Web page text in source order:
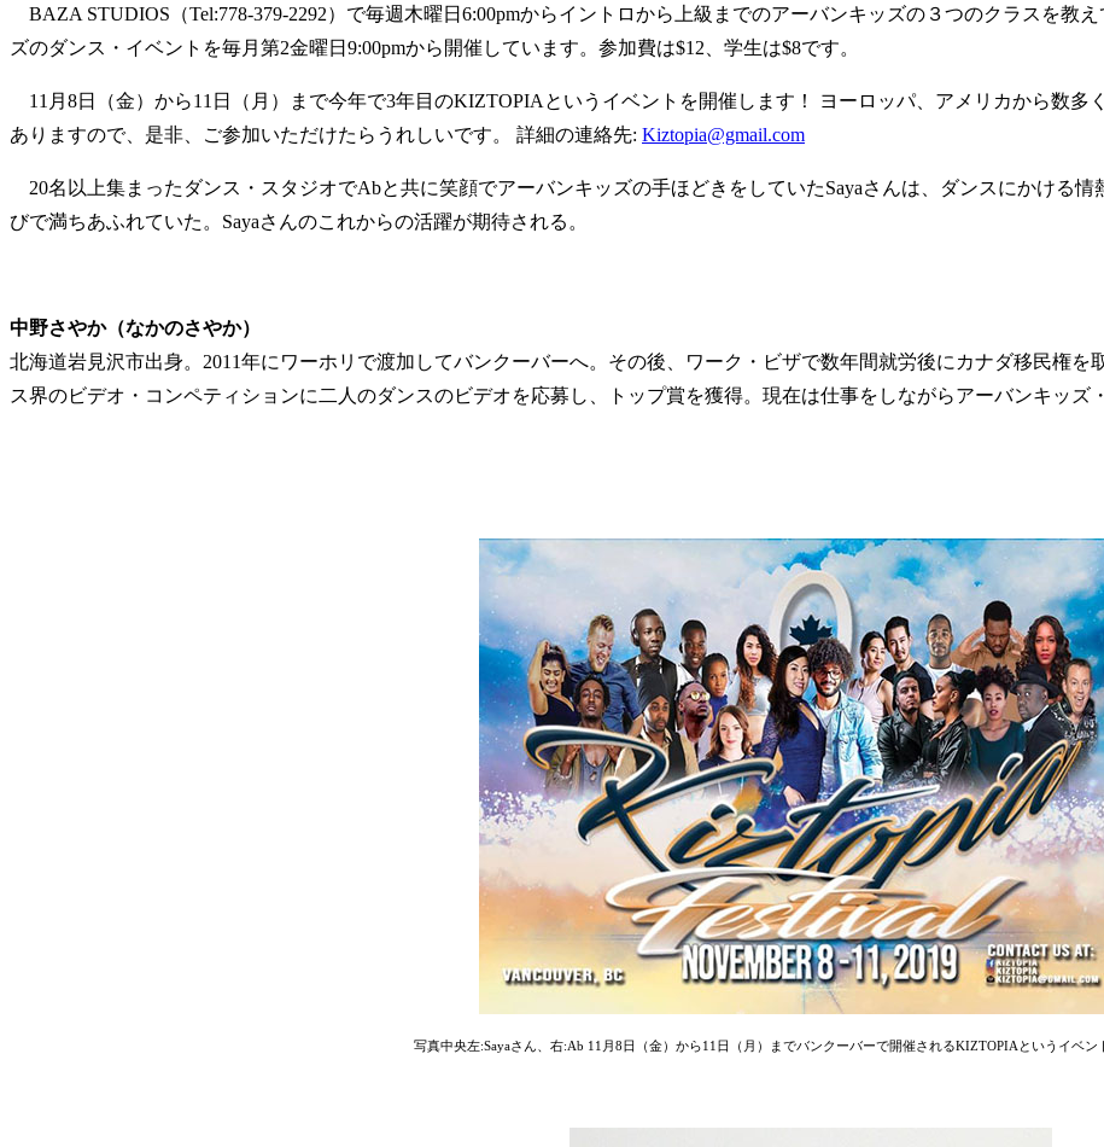
BAZA STUDIOS（Tel:778-379-2292）で毎週木曜日6:00pmからイントロから上級までのアーバンキッズの３つのクラスを教
ズのダンス・イベントを毎月第2金曜日9:00pmから開催しています。参加費は$12、学生は$8です。
11月8日（金）から11日（月）まで今年で3年目のKIZTOPIAというイベントを開催します！ ヨーロッパ、アメリカから数多
ありますので、是非、ご参加いただけたらうれしいです。 詳細の連絡先: Kiztopia@gmail.com
20名以上集まったダンス・スタジオでAbと共に笑顔でアーバンキッズの手ほどきをしていたSayaさんは、ダンスにかける
びで満ちあふれていた。Sayaさんのこれからの活躍が期待される。
中野さやか（なかのさやか）
北海道岩見沢市出身。2011年にワーホリで渡加してバンクーバーへ。その後、ワーク・ビザで数年間就労後にカナダ移民権
ス界のビデオ・コンペティションに二人のダンスのビデオを応募し、トップ賞を獲得。現在は仕事をしながらアーバンキッ
写真中央左:Sayaさん、右:Ab 11月8日（金）から11日（月）までバンクーバーで開催されるKIZTOPIAというイベン